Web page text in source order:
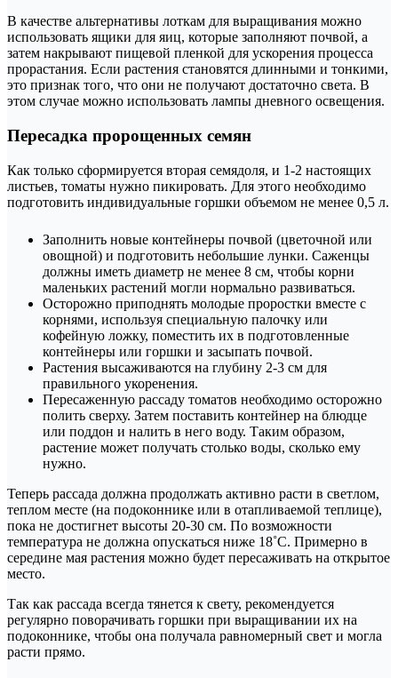
В качестве альтернативы лоткам для выращивания можно
использовать ящики для яиц, которые заполняют почвой, а
затем накрывают пищевой пленкой для ускорения процесса
прорастания. Если растения становятся длинными и тонкими,
это признак того, что они не получают достаточно света. В
этом случае можно использовать лампы дневного освещения.
Пересадка пророщенных семян
Как только сформируется вторая семядоля, и 1-2 настоящих
листьев, томаты нужно пикировать. Для этого необходимо
подготовить индивидуальные горшки объемом не менее 0,5 л.
Заполнить новые контейнеры почвой (цветочной или
овощной) и подготовить небольшие лунки. Саженцы
должны иметь диаметр не менее 8 см, чтобы корни
маленьких растений могли нормально развиваться.
Осторожно приподнять молодые проростки вместе с
корнями, используя специальную палочку или
кофейную ложку, поместить их в подготовленные
контейнеры или горшки и засыпать почвой.
Растения высаживаются на глубину 2-3 см для
правильного укоренения.
Пересаженную рассаду томатов необходимо осторожно
полить сверху. Затем поставить контейнер на блюдце
или поддон и налить в него воду. Таким образом,
растение может получать столько воды, сколько ему
нужно.
Теперь рассада должна продолжать активно расти в светлом,
теплом месте (на подоконнике или в отапливаемой теплице),
пока не достигнет высоты 20-30 см. По возможности
температура не должна опускаться ниже 18˚С. Примерно в
середине мая растения можно будет пересаживать на открытое
место.
Так как рассада всегда тянется к свету, рекомендуется
регулярно поворачивать горшки при выращивании их на
подоконнике, чтобы она получала равномерный свет и могла
расти прямо.